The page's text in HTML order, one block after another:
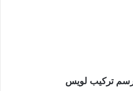
تركيب لويس